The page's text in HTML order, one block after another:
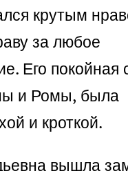
крутым
за любое
Его покойная
и Ромы, была
и кроткой.
вышла